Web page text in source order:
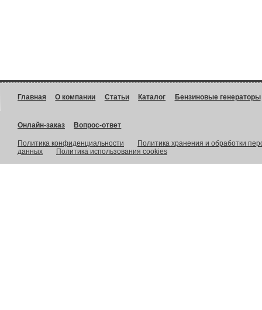
Главная О компании Статьи Каталог Бензиновые генераторы
Онлайн-заказ Вопрос-ответ
Политика конфиденциальности
Политика хранения и обработки
данных
Политика использования cookies